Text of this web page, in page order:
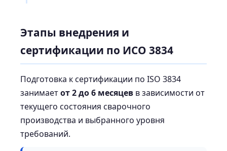
Этапы внедрения и
сертификации по ИСО 3834
Подготовка к сертификации по ISO 3834
занимаетот 2 до 6 месяцев в зависимости от
текущего состояния сварочного
производства и выбранного уровня
требований.